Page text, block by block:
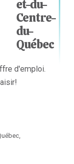
d'emploi.